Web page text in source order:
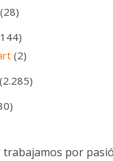
(28)
(2)
(2.285)
trabajamos por